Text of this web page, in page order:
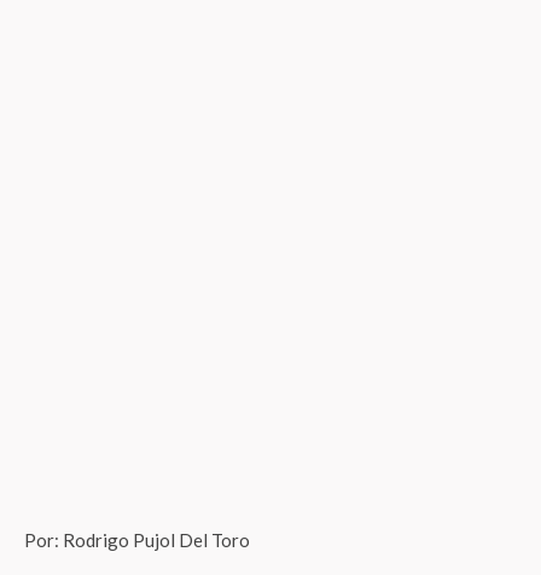
Por: Rodrigo Pujol Del Toro